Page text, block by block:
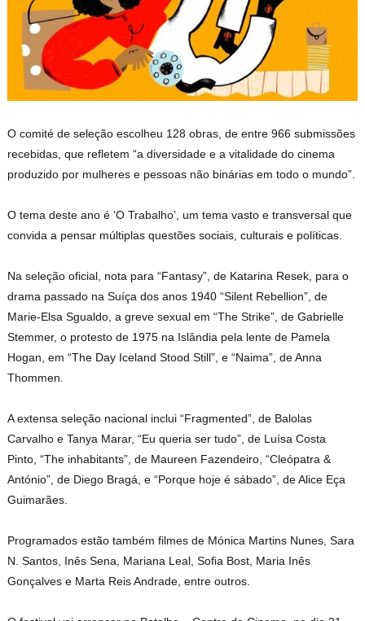
O comité de seleção escolheu 128 obras, de entre 966 submissões
recebidas, que refletem “a diversidade e a vitalidade do cinema
produzido por mulheres e pessoas não binárias em todo o mundo”.
O tema deste ano é ‘O Trabalho’, um tema vasto e transversal que
convida a pensar múltiplas questões sociais, culturais e políticas.
Na seleção oficial, nota para “Fantasy”, de Katarina Resek, para o
drama passado na Suíça dos anos 1940 “Silent Rebellion”, de
Marie-Elsa Sgualdo, a greve sexual em “The Strike”, de Gabrielle
Stemmer, o protesto de 1975 na Islândia pela lente de Pamela
Hogan, em “The Day Iceland Stood Still”, e “Naima”, de Anna
Thommen.
A extensa seleção nacional inclui “Fragmented”, de Balolas
Carvalho e Tanya Marar, “Eu queria ser tudo”, de Luísa Costa
Pinto, “The inhabitants”, de Maureen Fazendeiro, “Cleópatra &
António”, de Diego Bragá, e “Porque hoje é sábado”, de Alice Eça
Guimarães.
Programados estão também filmes de Mónica Martins Nunes, Sara
N. Santos, Inês Sena, Mariana Leal, Sofia Bost, Maria Inês
Gonçalves e Marta Reis Andrade, entre outros.